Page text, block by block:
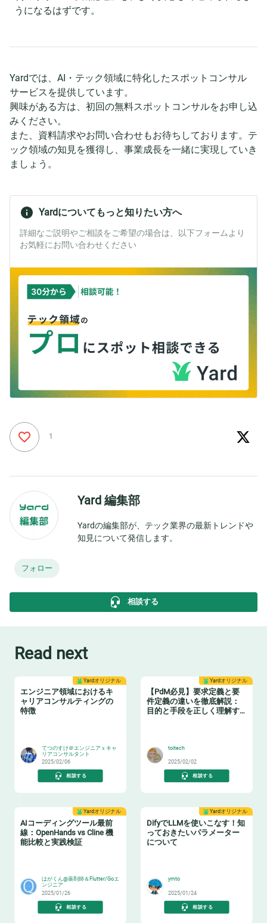
うになるはずです。
Yardでは、AI・テック領域に特化したスポットコンサル
サービスを提供しています。
興味がある方は、初回の無料スポットコンサルをお申し込
みください。
また、資料請求やお問い合わせもお待ちしております。テ
ック領域の知見を獲得し、事業成長を一緒に実現していき
ましょう。
Yardについてもっと知りたい方へ
詳細なご説明やご相談をご希望の場合は、以下フォームより
お気軽にお問い合わせください
1
Yard 編集部
Yardの編集部が、テック業界の最新トレンドや
知見について発信します。
フォロー
相談する
Read next
Yardオリジナル
エンジニア領域におけるキ
ャリアコンサルティングの
特徴
てつのすけ＠エンジニアｘキャ
リアコンサルタント
2025/02/06
相談する
Yardオリジナル
【PdM必見】要求定義と要
件定義の違いを徹底解説：
目的と手段を正しく理解す
toitech
2025/02/02
相談する
Yardオリジナル
AIコーディングツール最前
線：OpenHands vs Cline 機
能比較と実践検証
はがくん@薬剤師＆Flutter/Goエ
ンジニア
2025/01/26
相談する
Yardオリジナル
DifyでLLMを使いこなす！知
っておきたいパラメーター
について
ymto
2025/01/24
相談する